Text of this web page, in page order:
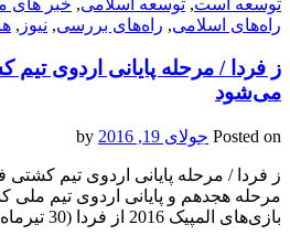
توسعه است, توسعه اسلامی, خبر های
راه‌های اسلامی, راه‌های بررسی, نیوز ,
ز فردا / مرحله پایانی اردوی تیم
می‌شود
Posted on جولای 19, 2016
ز فردا / مرحله پایانی اردوی تیم
مرحله هجدهم و پایانی اردوی تیم
بازی‌های المپیک 2016 از فردا (30 تیرماه) آغاز می‌شود.